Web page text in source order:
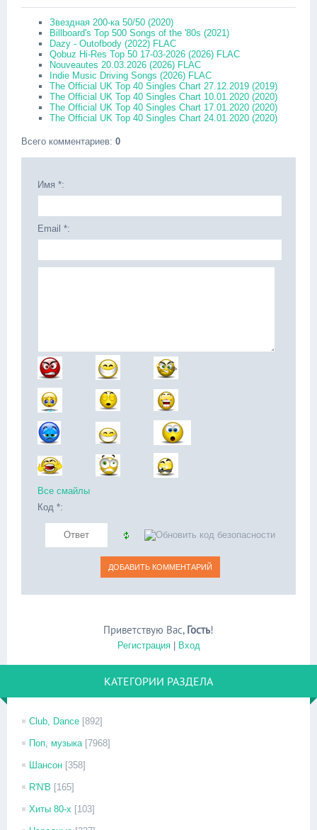
Звездная 200-ка 50/50 (2020)
Billboard's Top 500 Songs of the '80s (2021)
Dazy - Outofbody (2022) FLAC
Qobuz Hi-Res Top 50 17-03-2026 (2026) FLAC
Nouveautes 20.03.2026 (2026) FLAC
Indie Music Driving Songs (2026) FLAC
The Official UK Top 40 Singles Chart 27.12.2019 (2019)
The Official UK Top 40 Singles Chart 10.01.2020 (2020)
The Official UK Top 40 Singles Chart 17.01.2020 (2020)
The Official UK Top 40 Singles Chart 24.01.2020 (2020)
Всего комментариев: 0
Имя *:
Email *:
Все смайлы
Код *:
Приветствую Вас, Гость!
Регистрация| Вход
КАТЕГОРИИ РАЗДЕЛА
Club, Dance [892]
Поп, музыка [7968]
Шансон [358]
R'N'B [165]
Хиты 80-х [103]